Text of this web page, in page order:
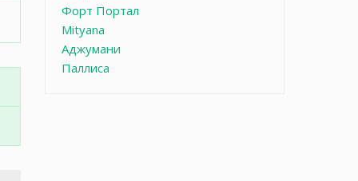
Форт Портал
Mityana
Аджумани
Паллиса